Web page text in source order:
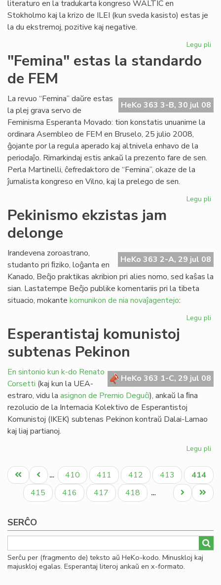
literaturo en la tradukarta kongreso WALTIC en
Stokholmo kaj la krizo de ILEI (kun sveda kasisto) estas je
la du ekstremoj, pozitive kaj negative.
Legu pli
"Femina" estas la standardo
de FEM
HeKo 363 3-B, 30 jul 08
La revuo “Femina” daŭre estas
la plej grava servo de
Feminisma Esperanta Movado: tion konstatis unuanime la
ordinara Asembleo de FEM en Bruselo, 25 julio 2008,
ĝojante por la regula aperado kaj altnivela enhavo de la
periodaĵo. Rimarkindaj estis ankaŭ la prezento fare de sen.
Perla Martinelli, ĉefredaktoro de “Femina”, okaze de la
ĵurnalista kongreso en Vilno, kaj la prelego de sen.
Legu pli
de
Pekinismo ekzistas jam
delonge
HeKo 363 2-A, 29 jul 08
Irandevena zoroastrano,
studanto pri ﬁziko, loĝanta en
Kanado, Beĉjo praktikas akribion pri alies nomo, sed kaŝas la
sian. Lastatempe Beĉjo publike komentariis pri la tibeta
situacio, mokante komunikon de nia novaĵagentejo:
Legu pli
Esperantistaj komunistoj
subtenas Pekinon
HeKo 363 1-C, 29 jul 08
En sintonio kun k-do Renato
Corsetti (kaj kun la UEA-
estraro, vidu la asignon de Premio Deguĉi), ankaŭ la ﬁna
rezolucio de la Internacia Kolektivo de Esperantistoj
Komunistoj (IKEK) subtenas Pekinon kontraŭ Dalai-Lamao
kaj liaj partianoj.
Legu pli
Pagination
Unua
paĝo
Antaŭa
paĝo
… Paĝo
410 Paĝo
411 Paĝo
412 Paĝo
413
Aktuala
paĝo
414
Paĝo
415 Paĝo
416 Paĝo
417 Paĝo
418 …
Last
page
Next
page
SERĈO
Serĉu per (fragmento de) teksto aŭ HeKo-kodo. Minuskloj kaj
majuskloj egalas. Esperantaj literoj ankaŭ en x-formato.